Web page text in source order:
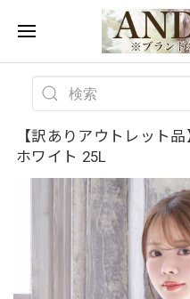
【訳ありアウトレット
ホワイト 25L